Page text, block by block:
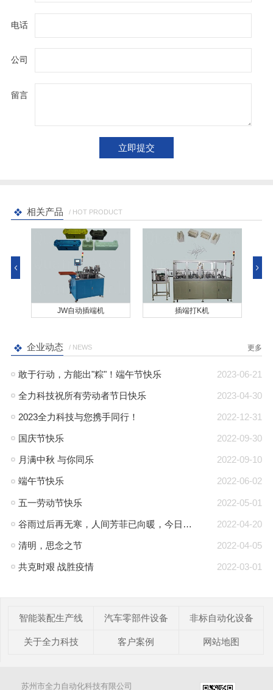
电话
公司
留言
相关产品 / HOT PRODUCT
JW自动插端机 插端打K机
企业动态 / NEWS 更多
2023-06-21
敢于行动，方能出"粽"！端午节快乐
2023-04-30
全力科技祝所有劳动者节日快乐
2022-12-31
2023全力科技与您携手同行！
2022-09-30
国庆节快乐
2022-09-10
月满中秋 与你同乐
2022-06-02
端午节快乐
2022-05-01
五一劳动节快乐
2022-04-20
谷雨过后再无寒，人间芳菲已向暖，今日谷雨
2022-04-05
清明，思念之节
2022-03-01
共克时艰 战胜疫情
智能装配生产线 汽车零部件设备 非标自动化设备
关于全力科技 客户案例 网站地图
苏州市全力自动化科技有限公司